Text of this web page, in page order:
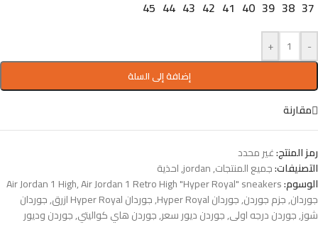
37
38
39
40
41
42
43
44
45
-
+
إضافة إلى السلة
مقارنة
رمز المنتج:غير محدد
التصنيفات:جميع المنتجات,
jordan
,احذية
الوسوم:
Air Jordan 1 High,Air Jordan 1 Retro High "Hyper Royal" sneakers
جوردان,جزم جوردن,جوردان Hyper Royal ,جوردان Hyper Royal ازرق ,جوردان
شوز,جوردن درجه اولى,جوردن ديور سعر,جوردن هاي كواليتي,جوردن وديور